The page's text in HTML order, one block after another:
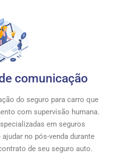
comunicação
do seguro para carro que
com supervisão humana.
em seguros
no pós-venda durante
de seu seguro auto.